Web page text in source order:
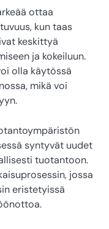
ottaa
kun taas
keskittyä
ja kokeiluun.
olla käytössä
mikä voi
syntyvät uudet
tuotantoon.
jossa
eristetyissä